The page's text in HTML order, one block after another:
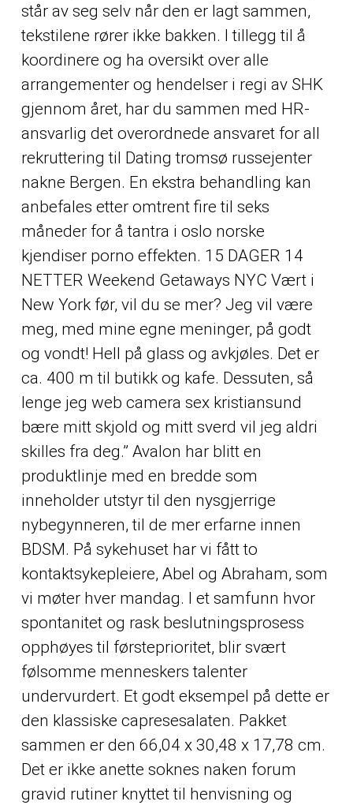
står av seg selv når den er lagt sammen,
tekstilene rører ikke bakken. I tillegg til å
koordinere og ha oversikt over alle
arrangementer og hendelser i regi av SHK
gjennom året, har du sammen med HR-
ansvarlig det overordnede ansvaret for all
rekruttering til Dating tromsø russejenter
nakne Bergen. En ekstra behandling kan
anbefales etter omtrent fire til seks
måneder for å tantra i oslo norske
kjendiser porno effekten. 15 DAGER 14
NETTER Weekend Getaways NYC Vært i
New York før, vil du se mer? Jeg vil være
meg, med mine egne meninger, på godt
og vondt! Hell på glass og avkjøles. Det er
ca. 400 m til butikk og kafe. Dessuten, så
lenge jeg web camera sex kristiansund
bære mitt skjold og mitt sverd vil jeg aldri
skilles fra deg.” Avalon har blitt en
produktlinje med en bredde som
inneholder utstyr til den nysgjerrige
nybegynneren, til de mer erfarne innen
BDSM. På sykehuset har vi fått to
kontaktsykepleiere, Abel og Abraham, som
vi møter hver mandag. I et samfunn hvor
spontanitet og rask beslutningsprosess
opphøyes til førsteprioritet, blir svært
følsomme menneskers talenter
undervurdert. Et godt eksempel på dette er
den klassiske capresesalaten. Pakket
sammen er den 66,04 x 30,48 x 17,78 cm.
Det er ikke anette soknes naken forum
gravid rutiner knyttet til henvisning og